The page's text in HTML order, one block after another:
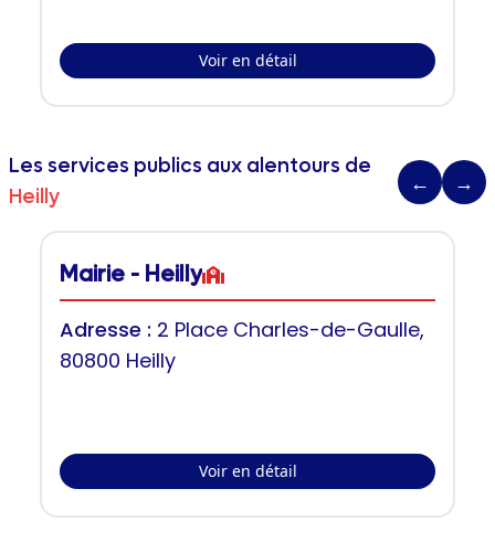
Voir en détail
Les services publics aux alentours de
Heilly
← →
Mairie - Heilly
Adresse : 2 Place Charles-de-Gaulle,
80800 Heilly
Voir en détail